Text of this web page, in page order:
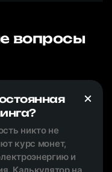
вопросы
никто не
курс монет,
и